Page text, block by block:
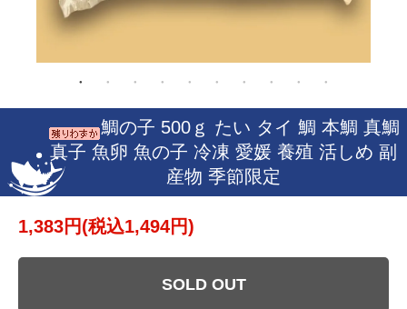
鯛の子 500ｇ たい タイ 鯛 本鯛 真鯛
真子 魚卵 魚の子 冷凍 愛媛 養殖 活しめ 副
産物 季節限定
1,383円(税込1,494円)
SOLD OUT